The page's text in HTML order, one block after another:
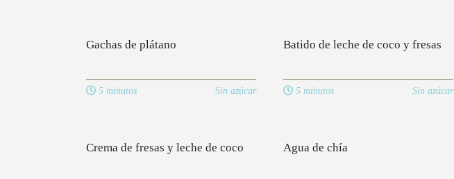
Gachas de plátano
5 minutos Sin azúcar
Batido de leche de coco y fresas
5 minutos Sin azúcar
Crema de fresas y leche de coco Agua de chía